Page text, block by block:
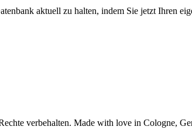
aktuell zu halten, indem Sie jetzt Ihren
verbehalten. Made with love in Cologne,